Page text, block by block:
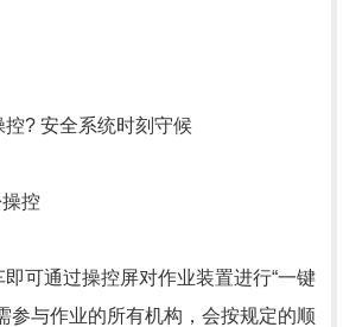
? 安全系统时刻守候
控
通过操控屏对作业装置进行“一键
参与作业的所有机构，会按规定的顺